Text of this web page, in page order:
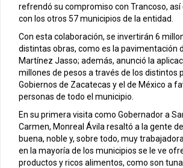
refrendó su compromiso con Trancoso, así
con los otros 57 municipios de la entidad.
Con esta colaboración, se invertirán 6
distintas obras, como es la pavimentación
Martínez Jasso; además, anunció la
millones de pesos a través de los distintos
Gobiernos de Zacatecas y el de México a
personas de todo el municipio.
En su primera visita como Gobernador a
Carmen, Monreal Ávila resaltó a la gente
buena, noble y, sobre todo, muy
en la mayoría de los municipios se le ve
productos y ricos alimentos, como son